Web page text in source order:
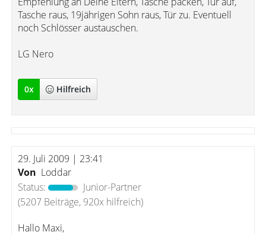
Tasche raus, 19jährigen Sohn raus, Tür zu. Eventuell
noch Schlösser austauschen.
LG Nero
0x Hilfreich
29. Juli 2009 | 23:41
Von Loddar
Status:
Junior-Partner
(5207 Beiträge, 920x hilfreich)
Hallo Maxi,